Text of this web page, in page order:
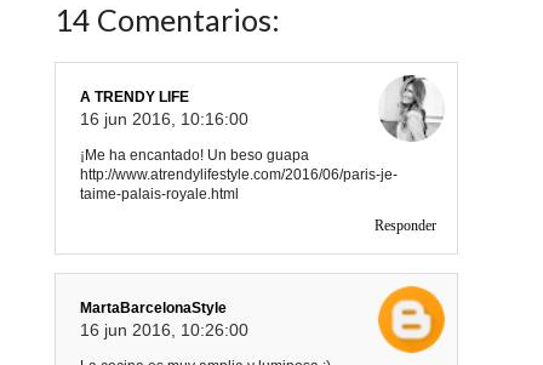
14 Comentarios:
A TRENDY LIFE
16 jun 2016, 10:16:00
¡Me ha encantado! Un beso guapa
http://www.atrendylifestyle.com/2016/06/paris-je-
taime-palais-royale.html
Responder
MartaBarcelonaStyle
16 jun 2016, 10:26:00